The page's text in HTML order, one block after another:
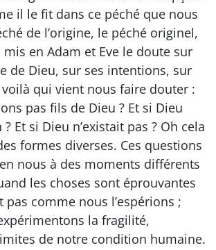
il le fit dans ce péché que nous
de l’origine, le péché originel,
mis en Adam et Eve le doute sur
de Dieu, sur ses intentions, sur
voilà qui vient nous faire douter :
pas fils de Dieu ? Et si Dieu
? Et si Dieu n’existait pas ? Oh cela
formes diverses. Ces questions
nous à des moments différents
les choses sont éprouvantes
comme nous l’espérions ;
la fragilité,
de notre condition humaine.